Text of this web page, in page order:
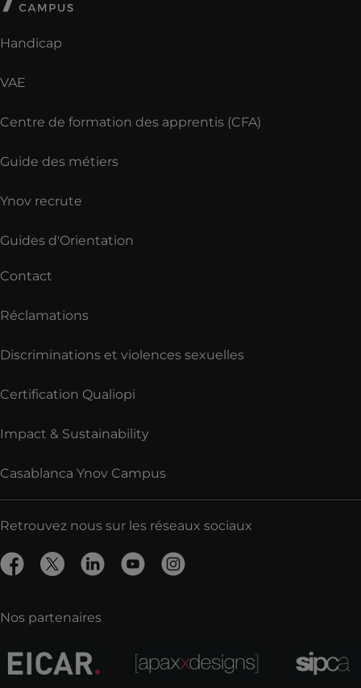
Handicap
VAE
Centre de formation des apprentis (CFA)
Guide des métiers
Ynov recrute
Guides d'Orientation
Contact
Réclamations
Discriminations et violences sexuelles
Certification Qualiopi
Impact & Sustainability
Casablanca Ynov Campus
Retrouvez nous sur les réseaux sociaux
Nos partenaires